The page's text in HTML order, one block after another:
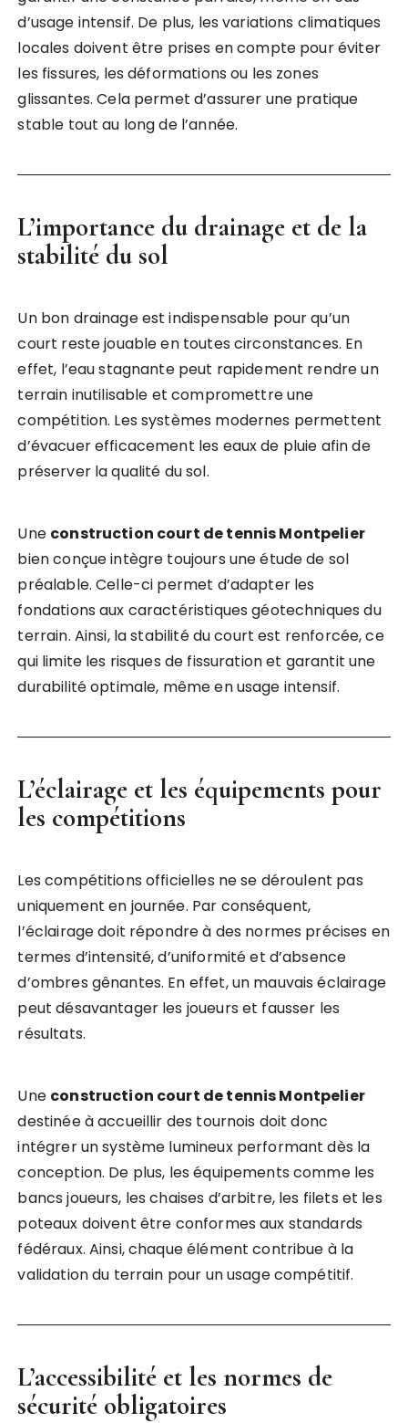
d’usage intensif. De plus, les variations climatiques
locales doivent être prises en compte pour éviter
les fissures, les déformations ou les zones
glissantes. Cela permet d’assurer une pratique
stable tout au long de l’année.
L’importance du drainage et de la
stabilité du sol
Un bon drainage est indispensable pour qu’un
court reste jouable en toutes circonstances. En
effet, l’eau stagnante peut rapidement rendre un
terrain inutilisable et compromettre une
compétition. Les systèmes modernes permettent
d’évacuer efficacement les eaux de pluie afin de
préserver la qualité du sol.
Une construction court de tennis Montpelier
bien conçue intègre toujours une étude de sol
préalable. Celle-ci permet d’adapter les
fondations aux caractéristiques géotechniques du
terrain. Ainsi, la stabilité du court est renforcée, ce
qui limite les risques de fissuration et garantit une
durabilité optimale, même en usage intensif.
L’éclairage et les équipements pour
les compétitions
Les compétitions officielles ne se déroulent pas
uniquement en journée. Par conséquent,
l’éclairage doit répondre à des normes précises en
termes d’intensité, d’uniformité et d’absence
d’ombres gênantes. En effet, un mauvais éclairage
peut désavantager les joueurs et fausser les
résultats.
Une construction court de tennis Montpelier
destinée à accueillir des tournois doit donc
intégrer un système lumineux performant dès la
conception. De plus, les équipements comme les
bancs joueurs, les chaises d’arbitre, les filets et les
poteaux doivent être conformes aux standards
fédéraux. Ainsi, chaque élément contribue à la
validation du terrain pour un usage compétitif.
L’accessibilité et les normes de
sécurité obligatoires